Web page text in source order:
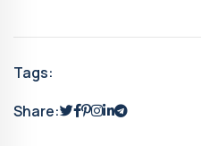
Tags:
Share: